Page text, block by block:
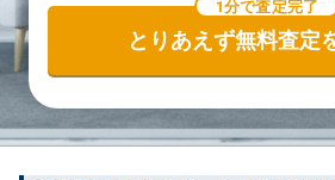
1分で査定完了
とりあえず無料査定